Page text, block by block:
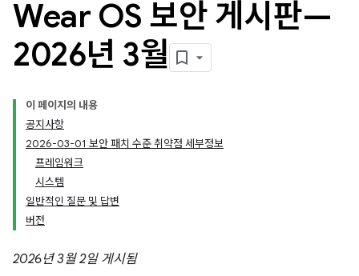
Wear OS 보안 게시판—
2026년 3월
이 페이지의 내용
공지사항
2026-03-01 보안 패치 수준 취약점 세부정보
프레임워크
시스템
일반적인 질문 및 답변
버전
2026년 3월 2일 게시됨